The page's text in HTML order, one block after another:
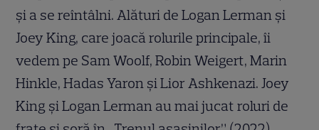
și a se reîntâlni. Alături de Logan Lerman și
Joey King, care joacă rolurile principale, îi
vedem pe Sam Woolf, Robin Weigert, Marin
Hinkle, Hadas Yaron și Lior Ashkenazi. Joey
King și Logan Lerman au mai jucat roluri de